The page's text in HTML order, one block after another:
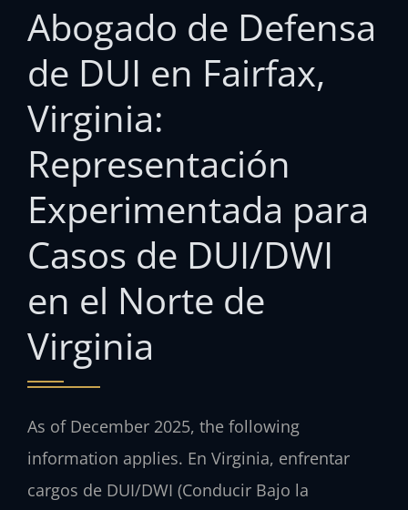
Abogado de Defensa
de DUI en Fairfax,
Virginia:
Representación
Experimentada para
Casos de DUI/DWI
en el Norte de
Virginia
As of December 2025, the following
information applies. En Virginia, enfrentar
cargos de DUI/DWI (Conducir Bajo la